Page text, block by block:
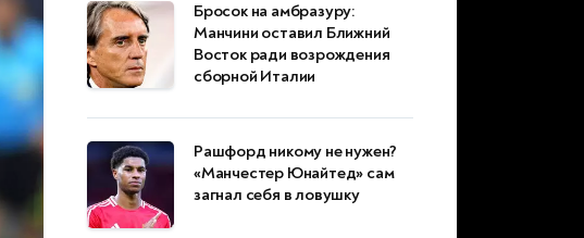
Бросок на амбразуру:
Манчини оставил Ближний
Восток ради возрождения
сборной Италии
Рашфорд никому не нужен?
«Манчестер Юнайтед» сам
загнал себя в ловушку